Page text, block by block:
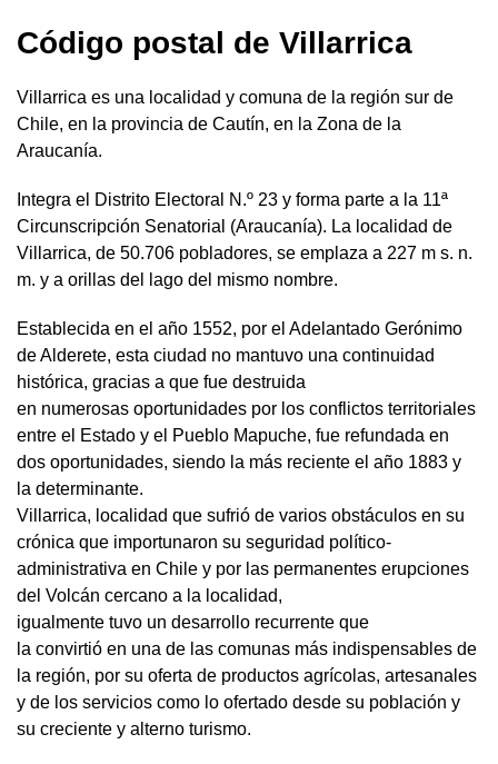
Código postal de Villarrica
Villarrica es una localidad y comuna de la región sur de
Chile, en la provincia de Cautín, en la Zona de la
Araucanía.
Integra el Distrito Electoral N.º 23 y forma parte a la 11ª
Circunscripción Senatorial (Araucanía). La localidad de
Villarrica, de 50.706 pobladores, se emplaza a 227 m s. n.
m. y a orillas del lago del mismo nombre.
Establecida en el año 1552, por el Adelantado Gerónimo
de Alderete, esta ciudad no mantuvo una continuidad
histórica, gracias a que fue destruida
en numerosas oportunidades por los conflictos territoriales
entre el Estado y el Pueblo Mapuche, fue refundada en
dos oportunidades, siendo la más reciente el año 1883 y
la determinante.
Villarrica, localidad que sufrió de varios obstáculos en su
crónica que importunaron su seguridad político-
administrativa en Chile y por las permanentes erupciones
del Volcán cercano a la localidad,
igualmente tuvo un desarrollo recurrente que
la convirtió en una de las comunas más indispensables de
la región, por su oferta de productos agrícolas, artesanales
y de los servicios como lo ofertado desde su población y
su creciente y alterno turismo.